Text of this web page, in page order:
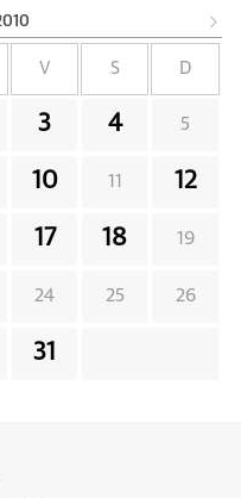
V S D
3 4 5
10 11 12
17 18 19
24 25 26
31